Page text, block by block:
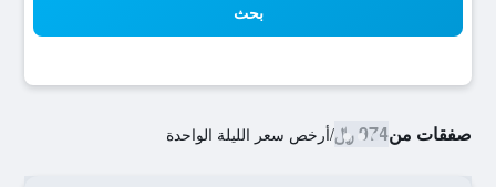
بحث
صفقات من974 ﷼ /أرخص سعر الليلة الواحدة